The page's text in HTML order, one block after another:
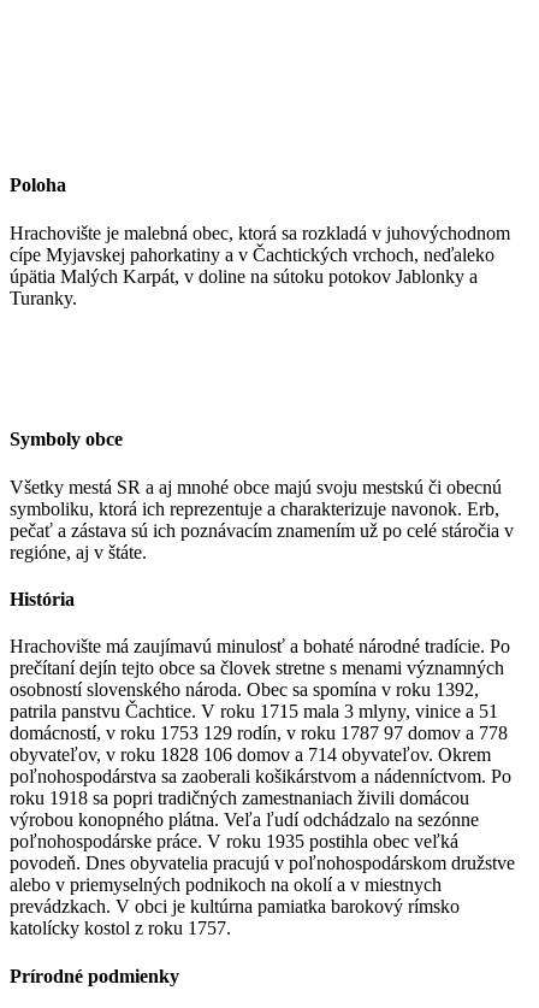
Poloha
Hrachovište je malebná obec, ktorá sa rozkladá v juhovýchodnom
cípe Myjavskej pahorkatiny a v Čachtických vrchoch, neďaleko
úpätia Malých Karpát, v doline na sútoku potokov Jablonky a
Turanky.
Symboly obce
Všetky mestá SR a aj mnohé obce majú svoju mestskú či obecnú
symboliku, ktorá ich reprezentuje a charakterizuje navonok. Erb,
pečať a zástava sú ich poznávacím znamením už po celé stáročia v
regióne, aj v štáte.
História
Hrachovište má zaujímavú minulosť a bohaté národné tradície. Po
prečítaní dejín tejto obce sa človek stretne s menami významných
osobností slovenského národa. Obec sa spomína v roku 1392,
patrila panstvu Čachtice. V roku 1715 mala 3 mlyny, vinice a 51
domácností, v roku 1753 129 rodín, v roku 1787 97 domov a 778
obyvateľov, v roku 1828 106 domov a 714 obyvateľov. Okrem
poľnohospodárstva sa zaoberali košikárstvom a nádenníctvom. Po
roku 1918 sa popri tradičných zamestnaniach živili domácou
výrobou konopného plátna. Veľa ľudí odchádzalo na sezónne
poľnohospodárske práce. V roku 1935 postihla obec veľká
povodeň. Dnes obyvatelia pracujú v poľnohospodárskom družstve
alebo v priemyselných podnikoch na okolí a v miestnych
prevádzkach. V obci je kultúrna pamiatka barokový rímsko
katolícky kostol z roku 1757.
Prírodné podmienky